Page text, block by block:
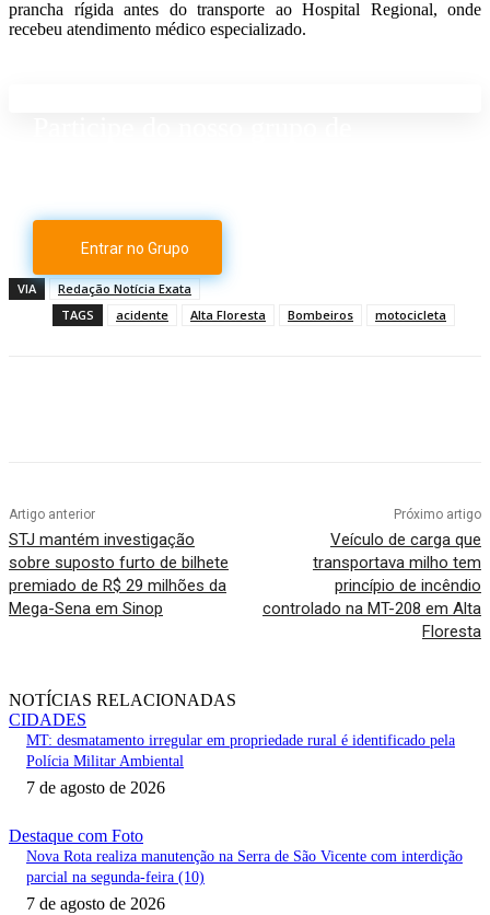
prancha rígida antes do transporte ao Hospital Regional, onde
recebeu atendimento médico especializado.
Entrar no Grupo
VIA
Redação Notícia Exata
TAGS
acidente Alta Floresta Bombeiros motocicleta
Artigo anterior
STJ mantém investigação
sobre suposto furto de bilhete
premiado de R$ 29 milhões da
Mega-Sena em Sinop
Próximo artigo
Veículo de carga que
transportava milho tem
princípio de incêndio
controlado na MT-208 em Alta
Floresta
NOTÍCIAS RELACIONADAS
CIDADES
MT: desmatamento irregular em propriedade rural é identificado pela
Polícia Militar Ambiental
7 de agosto de 2026
Destaque com Foto
Nova Rota realiza manutenção na Serra de São Vicente com interdição
parcial na segunda-feira (10)
7 de agosto de 2026